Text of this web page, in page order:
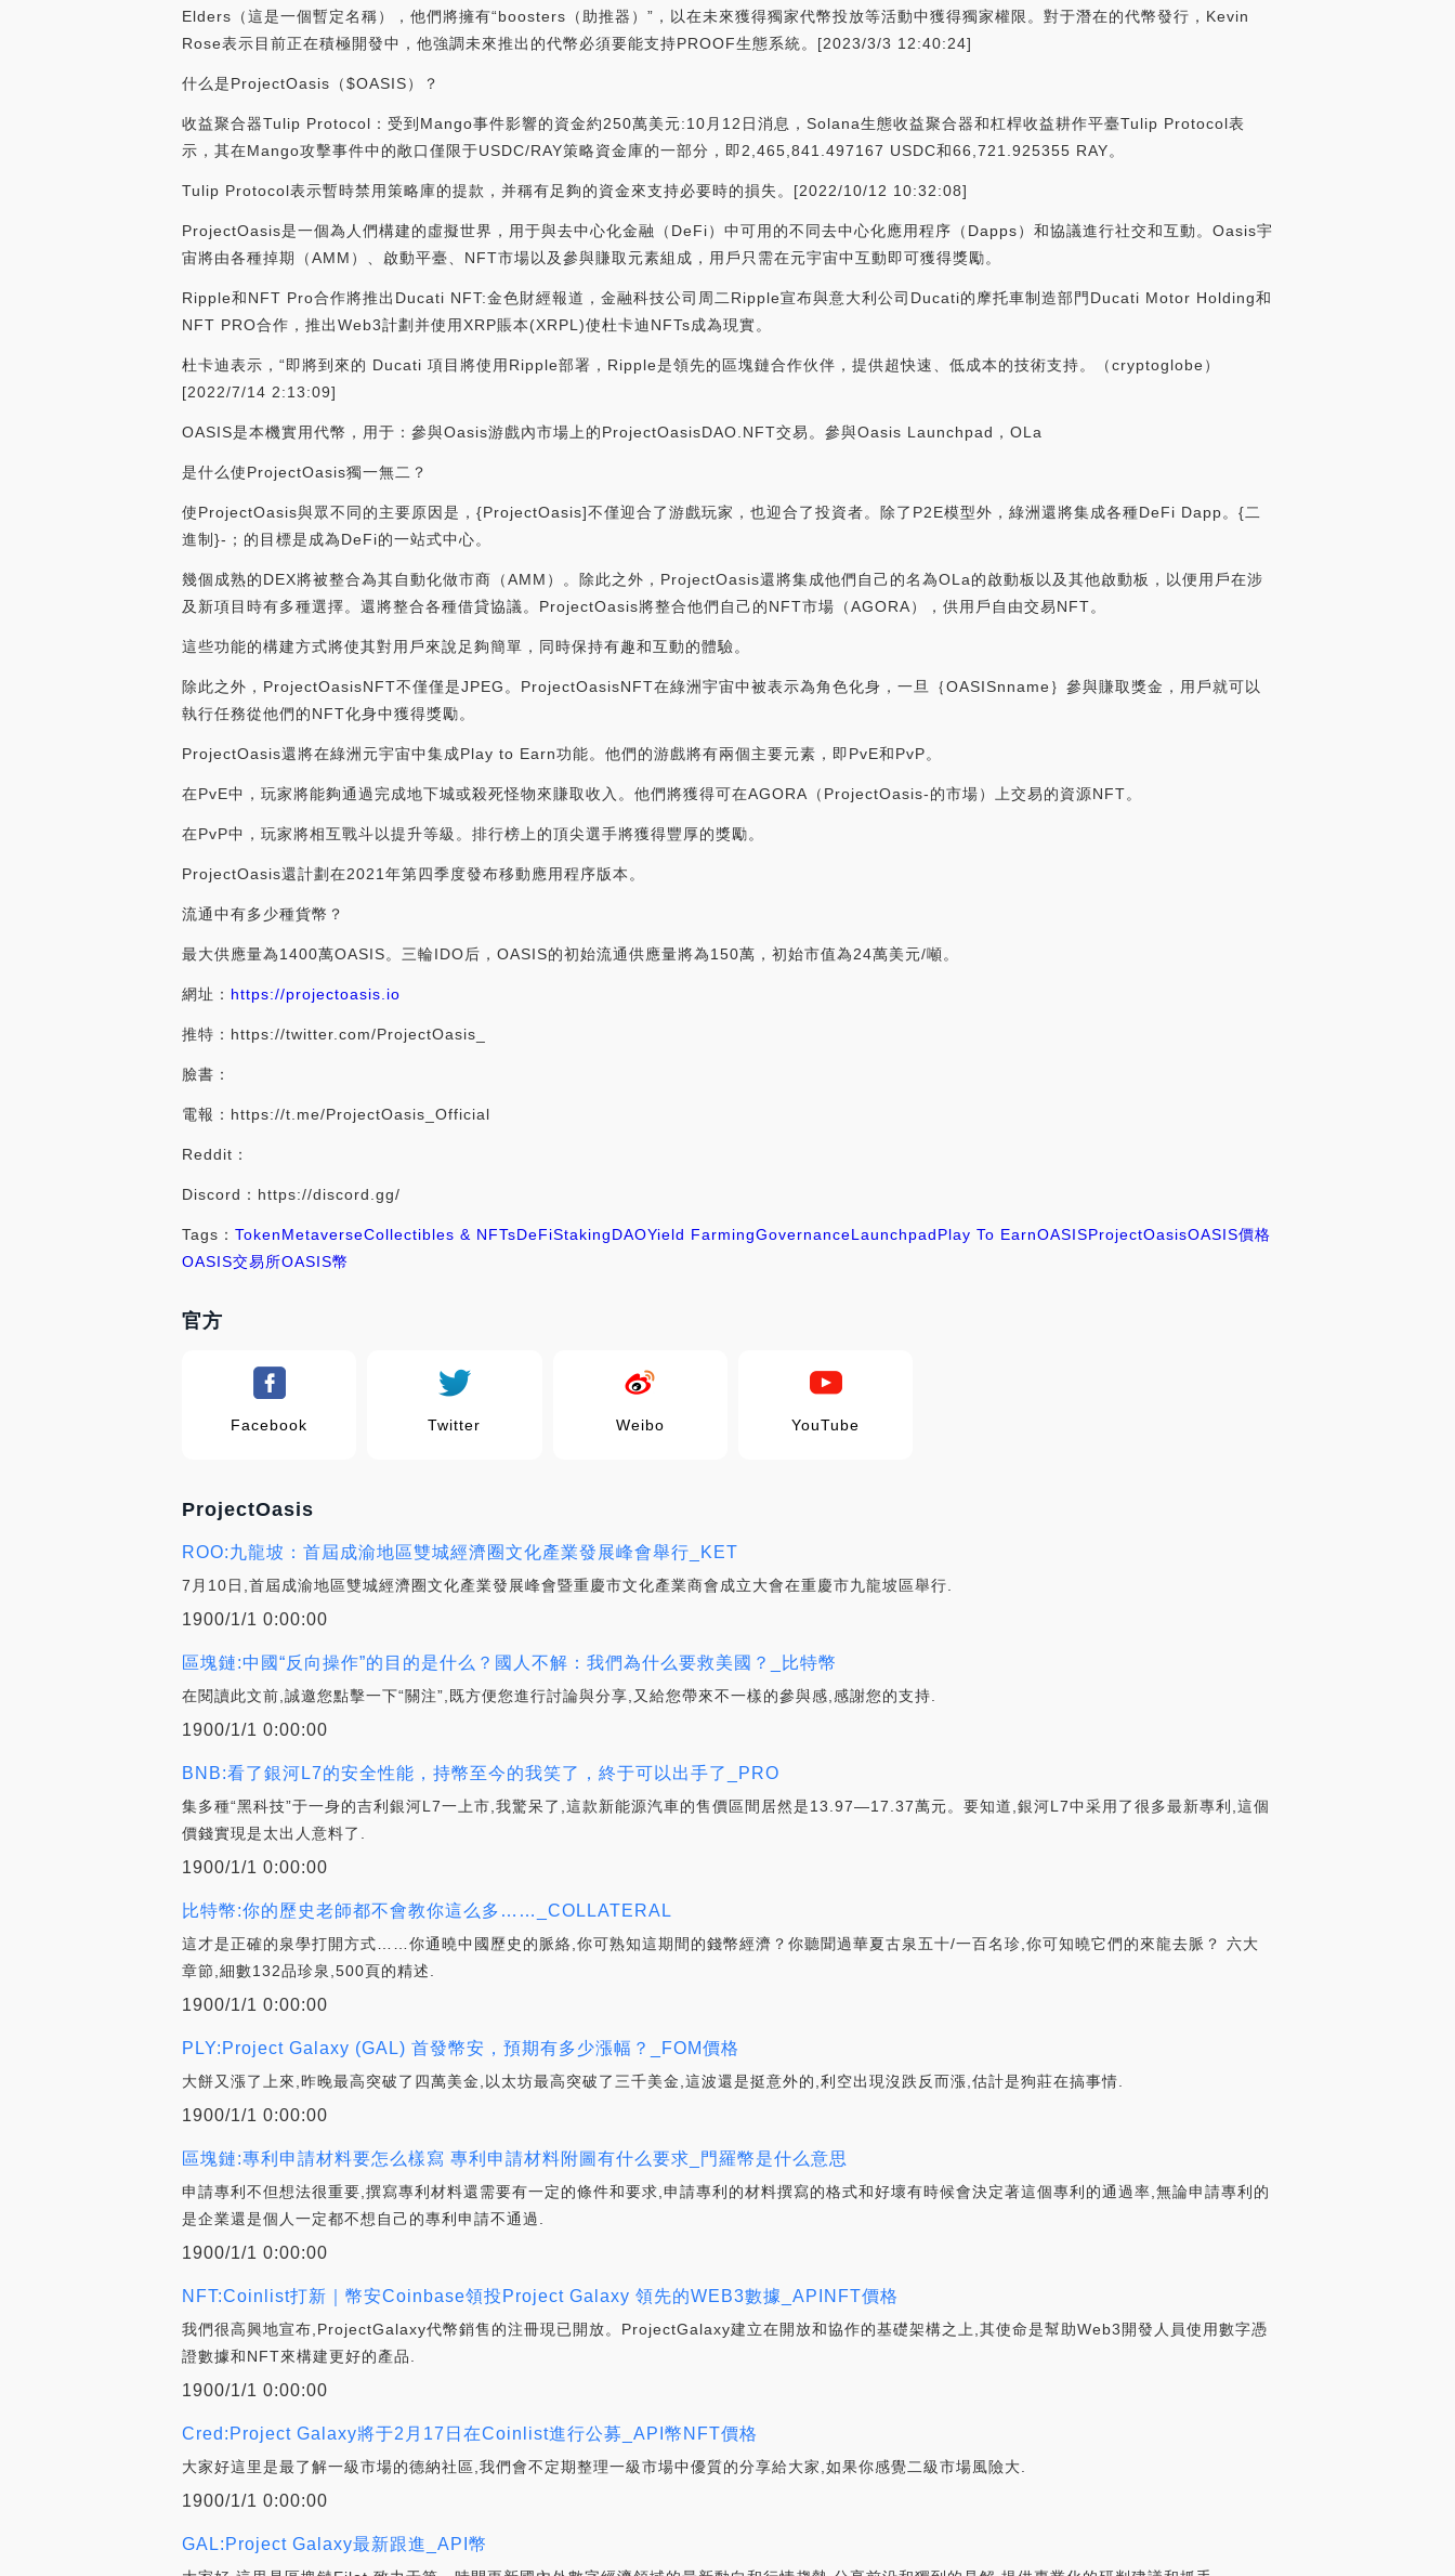
Elders（這是一個暫定名稱），他們將擁有“boosters（助推器）”，以在未來獲得獨家代幣投放等活動中獲得獨家權限。對于潛在的代幣發行，Kevin
Rose表示目前正在積極開發中，他強調未來推出的代幣必須要能支持PROOF生態系統。[2023/3/3 12:40:24]
什么是ProjectOasis（$OASIS）？
收益聚合器Tulip Protocol：受到Mango事件影響的資金約250萬美元:10月12日消息，Solana生態收益聚合器和杠桿收益耕作平臺Tulip Protocol表
示，其在Mango攻擊事件中的敞口僅限于USDC/RAY策略資金庫的一部分，即2,465,841.497167 USDC和66,721.925355 RAY。
Tulip Protocol表示暫時禁用策略庫的提款，并稱有足夠的資金來支持必要時的損失。[2022/10/12 10:32:08]
ProjectOasis是一個為人們構建的虛擬世界，用于與去中心化金融（DeFi）中可用的不同去中心化應用程序（Dapps）和協議進行社交和互動。Oasis宇
宙將由各種掉期（AMM）、啟動平臺、NFT市場以及參與賺取元素組成，用戶只需在元宇宙中互動即可獲得獎勵。
Ripple和NFT Pro合作將推出Ducati NFT:金色財經報道，金融科技公司周二Ripple宣布與意大利公司Ducati的摩托車制造部門Ducati Motor Holding和
NFT PRO合作，推出Web3計劃并使用XRP賬本(XRPL)使杜卡迪NFTs成為現實。
杜卡迪表示，“即將到來的 Ducati 項目將使用Ripple部署，Ripple是領先的區塊鏈合作伙伴，提供超快速、低成本的技術支持。（cryptoglobe）
[2022/7/14 2:13:09]
OASIS是本機實用代幣，用于：參與Oasis游戲內市場上的ProjectOasisDAO.NFT交易。參與Oasis Launchpad，OLa
是什么使ProjectOasis獨一無二？
使ProjectOasis與眾不同的主要原因是，{ProjectOasis]不僅迎合了游戲玩家，也迎合了投資者。除了P2E模型外，綠洲還將集成各種DeFi Dapp。{二
進制}-；的目標是成為DeFi的一站式中心。
幾個成熟的DEX將被整合為其自動化做市商（AMM）。除此之外，ProjectOasis還將集成他們自己的名為OLa的啟動板以及其他啟動板，以便用戶在涉
及新項目時有多種選擇。還將整合各種借貸協議。ProjectOasis將整合他們自己的NFT市場（AGORA），供用戶自由交易NFT。
這些功能的構建方式將使其對用戶來說足夠簡單，同時保持有趣和互動的體驗。
除此之外，ProjectOasisNFT不僅僅是JPEG。ProjectOasisNFT在綠洲宇宙中被表示為角色化身，一旦｛OASISnname｝參與賺取獎金，用戶就可以
執行任務從他們的NFT化身中獲得獎勵。
ProjectOasis還將在綠洲元宇宙中集成Play to Earn功能。他們的游戲將有兩個主要元素，即PvE和PvP。
在PvE中，玩家將能夠通過完成地下城或殺死怪物來賺取收入。他們將獲得可在AGORA（ProjectOasis-的市場）上交易的資源NFT。
在PvP中，玩家將相互戰斗以提升等級。排行榜上的頂尖選手將獲得豐厚的獎勵。
ProjectOasis還計劃在2021年第四季度發布移動應用程序版本。
流通中有多少種貨幣？
最大供應量為1400萬OASIS。三輪IDO后，OASIS的初始流通供應量將為150萬，初始市值為24萬美元/噸。
網址： https://projectoasis.io
推特：https://twitter.com/ProjectOasis_
臉書：
電報：https://t.me/ProjectOasis_Official
Reddit：
Discord：https://discord.gg/
Tags： TokenMetaverseCollectibles & NFTsDeFiStakingDAOYield FarmingGovernanceLaunchpadPlay To EarnOASISProjectOasisOASIS價格
OASIS交易所OASIS幣
官方
Facebook Twitter Weibo YouTube
ProjectOasis
ROO:九龍坡：首屆成渝地區雙城經濟圈文化產業發展峰會舉行_KET
7月10日,首屆成渝地區雙城經濟圈文化產業發展峰會暨重慶市文化產業商會成立大會在重慶市九龍坡區舉行.
1900/1/1 0:00:00
區塊鏈:中國“反向操作”的目的是什么？國人不解：我們為什么要救美國？_比特幣
在閱讀此文前,誠邀您點擊一下“關注”,既方便您進行討論與分享,又給您帶來不一樣的參與感,感謝您的支持.
1900/1/1 0:00:00
BNB:看了銀河L7的安全性能，持幣至今的我笑了，終于可以出手了_PRO
集多種“黑科技”于一身的吉利銀河L7一上市,我驚呆了,這款新能源汽車的售價區間居然是13.97—17.37萬元。要知道,銀河L7中采用了很多最新專利,這個
價錢實現是太出人意料了.
1900/1/1 0:00:00
比特幣:你的歷史老師都不會教你這么多……_COLLATERAL
這才是正確的泉學打開方式……你通曉中國歷史的脈絡,你可熟知這期間的錢幣經濟？你聽聞過華夏古泉五十/一百名珍,你可知曉它們的來龍去脈？ 六大
章節,細數132品珍泉,500頁的精述.
1900/1/1 0:00:00
PLY:Project Galaxy (GAL) 首發幣安，預期有多少漲幅？_FOM價格
大餅又漲了上來,昨晚最高突破了四萬美金,以太坊最高突破了三千美金,這波還是挺意外的,利空出現沒跌反而漲,估計是狗莊在搞事情.
1900/1/1 0:00:00
區塊鏈:專利申請材料要怎么樣寫 專利申請材料附圖有什么要求_門羅幣是什么意思
申請專利不但想法很重要,撰寫專利材料還需要有一定的條件和要求,申請專利的材料撰寫的格式和好壞有時候會決定著這個專利的通過率,無論申請專利的
是企業還是個人一定都不想自己的專利申請不通過.
1900/1/1 0:00:00
NFT:Coinlist打新｜幣安Coinbase領投Project Galaxy 領先的WEB3數據_APINFT價格
我們很高興地宣布,ProjectGalaxy代幣銷售的注冊現已開放。ProjectGalaxy建立在開放和協作的基礎架構之上,其使命是幫助Web3開發人員使用數字憑
證數據和NFT來構建更好的產品.
1900/1/1 0:00:00
Cred:Project Galaxy將于2月17日在Coinlist進行公募_API幣NFT價格
大家好這里是最了解一級市場的德納社區,我們會不定期整理一級市場中優質的分享給大家,如果你感覺二級市場風險大.
1900/1/1 0:00:00
GAL:Project Galaxy最新跟進_API幣